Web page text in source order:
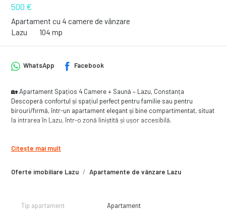
500 €
Apartament cu 4 camere de vânzare
Lazu
104 mp
Oferte imobiliare Lazu Apartamente de vânzare Lazu
WhatsApp Facebook
🏡 Apartament Spațios 4 Camere + Saună – Lazu, Constanța
Descoperă confortul și spațiul perfect pentru familie sau pentru
birouri/firmă, într-un apartament elegant și bine compartimentat, situat
la intrarea în Lazu, într-o zonă liniștită și ușor accesibilă.
🏢 Etaj: Demisol într-un imobil modern (D+P+2E)
✨ Caracteristici și beneficii:
Finisaje moderne și atenție la detalii
Citește mai mult
Tip apartament Apartament